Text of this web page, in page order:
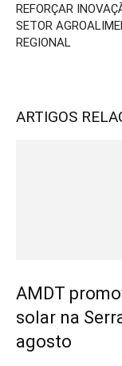
REFORÇAR
SETOR
REGIONAL
ARTIGOS
AMDT
solar na
agosto